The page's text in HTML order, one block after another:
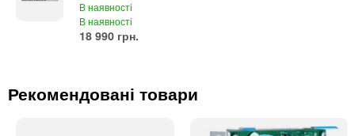
В наявності
В наявності
18 990 грн.
Рекомендовані товари